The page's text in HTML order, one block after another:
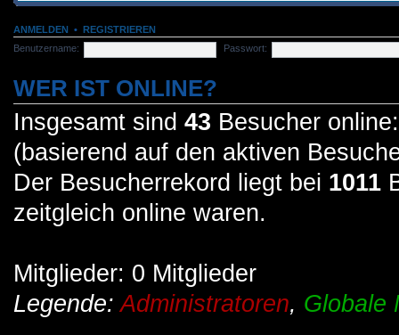
ANMELDEN • REGISTRIEREN
Benutzername:
Passwort:
WER IST ONLINE?
Insgesamt sind 43 Besucher
(basierend auf den aktiven
Der Besucherrekord liegt bei 1011
zeitgleich online waren.
Mitglieder: 0 Mitglieder
Legende:Administratoren, Globale